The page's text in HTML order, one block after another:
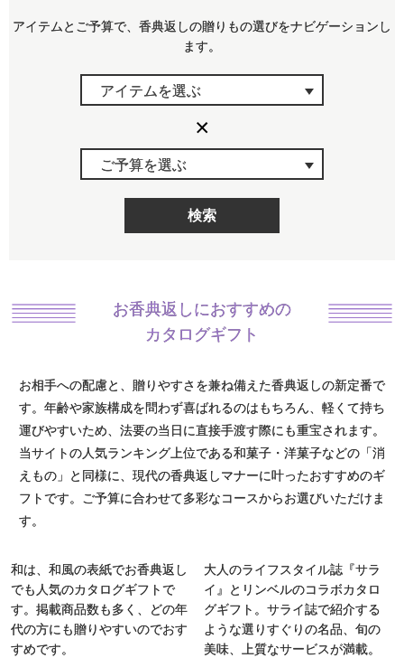
アイテムとご予算で、香典返しの贈りもの選びをナビゲーションし
ます。
アイテムを選ぶ
ご予算を選ぶ
検索
お香典返しにおすすめの
カタログギフト
お相手への配慮と、贈りやすさを兼ね備えた香典返しの新定番で
す。年齢や家族構成を問わず喜ばれるのはもちろん、軽くて持ち
運びやすいため、法要の当日に直接手渡す際にも重宝されます。
当サイトの人気ランキング上位である和菓子・洋菓子などの「消
えもの」と同様に、現代の香典返しマナーに叶ったおすすめのギ
フトです。ご予算に合わせて多彩なコースからお選びいただけま
す。
和は、和風の表紙でお香典返し
でも人気のカタログギフトで
す。掲載商品数も多く、どの年
代の方にも贈りやすいのでおす
すめです。
大人のライフスタイル誌『サラ
イ』とリンベルのコラボカタロ
グギフト。サライ誌で紹介する
ような選りすぐりの名品、旬の
美味、上質なサービスが満載。